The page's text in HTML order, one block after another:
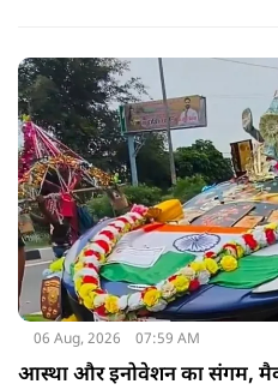
06 Aug, 2026 07:59 AM
आस्था और इनोवेशन का संगम,